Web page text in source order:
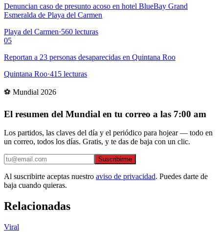
Denuncian caso de presunto acoso en hotel BlueBay Grand
Esmeralda de Playa del Carmen
Playa del Carmen·560 lecturas
05
Reportan a 23 personas desaparecidas en Quintana Roo
Quintana Roo·415 lecturas
⚽ Mundial 2026
El resumen del Mundial en tu correo a las 7:00 am
Los partidos, las claves del día y el periódico para hojear — todo en
un correo, todos los días. Gratis, y te das de baja con un clic.
Suscribirme
Al suscribirte aceptas nuestro aviso de privacidad. Puedes darte de
baja cuando quieras.
Relacionadas
Viral